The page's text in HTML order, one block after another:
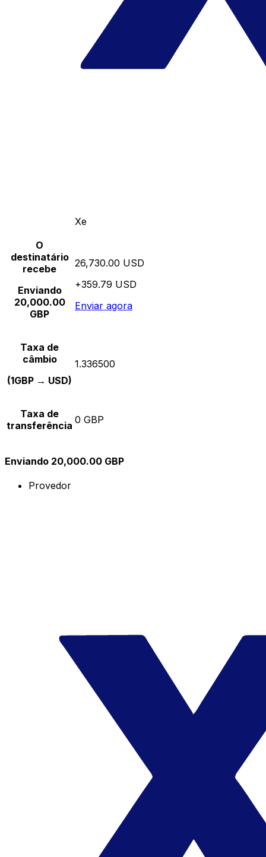
Xe
O
destinatário
recebe
Enviando
20,000.00
GBP
26,730.00 USD
+359.79 USD
Enviar agora
Taxa de
câmbio
(1GBP → USD)
1.336500
Taxa de
transferência 0 GBP
Enviando 20,000.00 GBP
Provedor